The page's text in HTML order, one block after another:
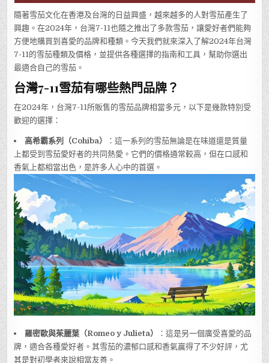
隨著雪茄文化在香港及台灣的日益興盛，越來越多的人對雪茄產生了
興趣。在2024年，台灣7-11也隨之推出了多款雪茄，讓愛好者們能夠
方便地購買到喜愛的品牌和種類。今天我們就來深入了解2024年台灣
7-11的雪茄種類及價格，並提供各種選擇的指南和工具，幫助你選出
最適合自己的雪茄。
台灣7-11雪茄有哪些熱門品牌？
在2024年，台灣7-11所販售的雪茄品牌相當多元，以下是幾款特別受
歡迎的選擇：
高希霸系列（Cohiba）
：這一系列的雪茄無論是在味道還是質量
上都受到雪茄愛好者的共同熱愛。它們的價格通常較高，但在口感和
香氣上都相當出色，是許多人心中的首選。
羅密歐與茱麗葉（Romeo y Julieta）
：這是另一個廣受喜愛的品
牌，適合各種愛好者。其雪茄的濃郁口感和香氣贏得了不少好評，尤
其是對初學者來說相當友善。